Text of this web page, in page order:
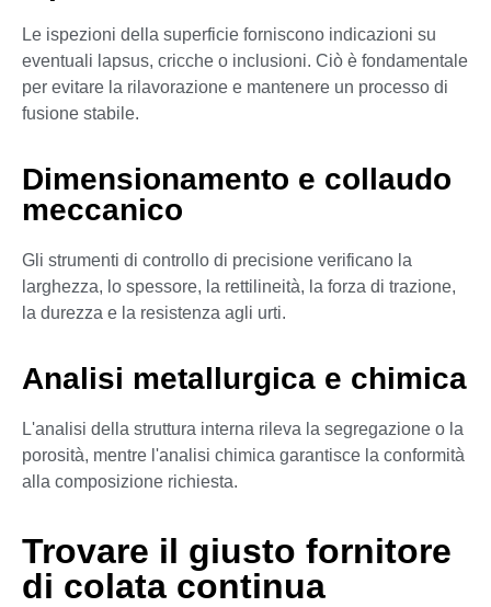
Le ispezioni della superficie forniscono indicazioni su
eventuali lapsus, cricche o inclusioni. Ciò è fondamentale
per evitare la rilavorazione e mantenere un processo di
fusione stabile.
Dimensionamento e collaudo
meccanico
Gli strumenti di controllo di precisione verificano la
larghezza, lo spessore, la rettilineità, la forza di trazione,
la durezza e la resistenza agli urti.
Analisi metallurgica e chimica
L'analisi della struttura interna rileva la segregazione o la
porosità, mentre l'analisi chimica garantisce la conformità
alla composizione richiesta.
Trovare il giusto fornitore
di colata continua